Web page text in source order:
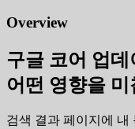
Overview
구글 코어 업데
어떤 영향을 미
검색 결과 페이지에 내